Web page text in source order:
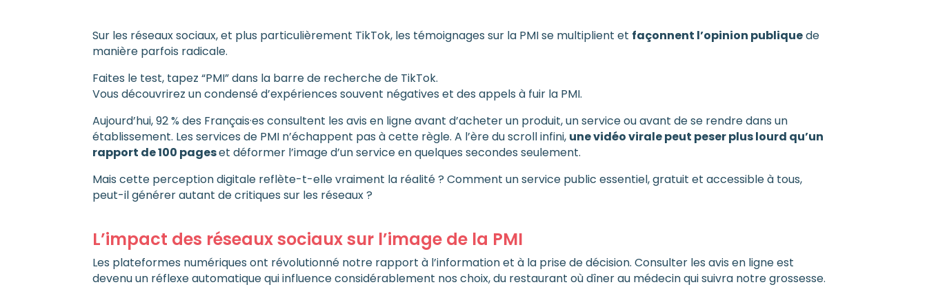
Sur les réseaux sociaux, et plus particulièrement TikTok, les témoignages sur la PMI se multiplient et façonnent l’opinion publiquede
manière parfois radicale.
Faites le test, tapez “PMI” dans la barre de recherche de TikTok.
Vous découvrirez un condensé d’expériences souvent négatives et des appels à fuir la PMI.
Aujourd’hui, 92 % des Français·es consultent les avis en ligne avant d’acheter un produit, un service ou avant de se rendre dans un
établissement. Les services de PMI n’échappent pas à cette règle. A l’ère du scroll infini, une vidéo virale peut peser plus lourd qu’un
rapport de 100 pageset déformer l’image d’un service en quelques secondes seulement.
Mais cette perception digitale reflète-t-elle vraiment la réalité ? Comment un service public essentiel, gratuit et accessible à tous,
peut-il générer autant de critiques sur les réseaux ?
L’impact des réseaux sociaux sur l’image de la PMI
Les plateformes numériques ont révolutionné notre rapport à l’information et à la prise de décision. Consulter les avis en ligne est
devenu un réflexe automatique qui influence considérablement nos choix, du restaurant où dîner au médecin qui suivra notre grossesse.